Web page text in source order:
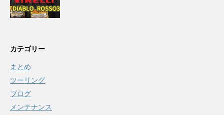
カテゴリー
まとめ
ツーリング
ブログ
メンテナンス